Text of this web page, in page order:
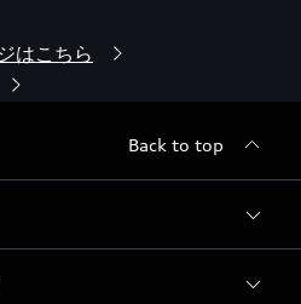
はこちら
Back to top